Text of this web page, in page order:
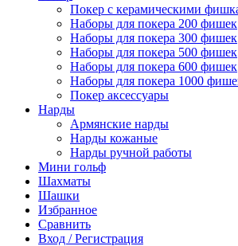
Покер с керамическими
Наборы для покера 200 фишек
Наборы для покера 300 фишек
Наборы для покера 500 фишек
Наборы для покера 600 фишек
Наборы для покера 1000
Покер аксессуары
Нарды
Армянские нарды
Нарды кожаные
Нарды ручной работы
Мини гольф
Шахматы
Шашки
Избранное
Сравнить
Вход / Регистрация